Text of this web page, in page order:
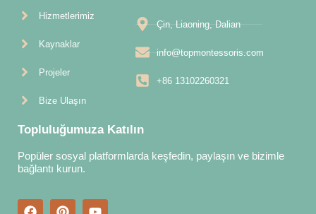
Hizmetlerimiz
Kaynaklar
Projeler
Bize Ulaşın
Çin, Liaoning, Dalian
info@topmontessoris.com
+86 13102260321
Topluluğumuza Katılın
Popüler sosyal platformlarda keşfedin, paylaşın ve bizimle
bağlantı kurun.